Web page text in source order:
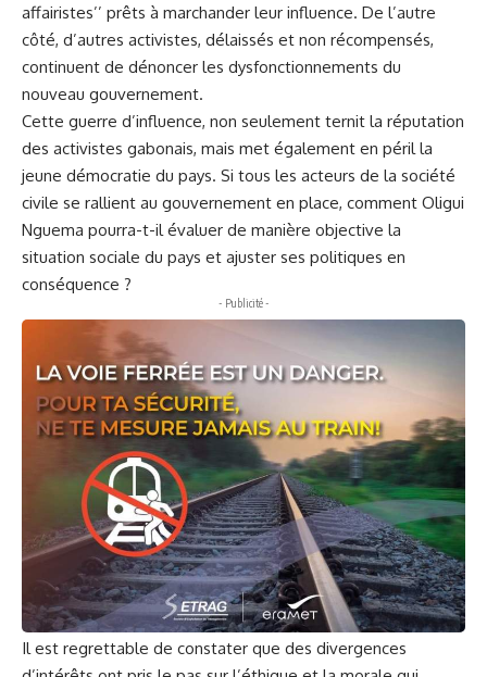
affairistes’’ prêts à marchander leur influence. De l’autre
côté, d’autres activistes, délaissés et non récompensés,
continuent de dénoncer les dysfonctionnements du
nouveau gouvernement.
Cette guerre d’influence, non seulement ternit la réputation
des activistes gabonais, mais met également en péril la
jeune démocratie du pays. Si tous les acteurs de la société
civile se rallient au gouvernement en place, comment Oligui
Nguema pourra-t-il évaluer de manière objective la
situation sociale du pays et ajuster ses politiques en
conséquence ?
- Publicité -
Il est regrettable de constater que des divergences